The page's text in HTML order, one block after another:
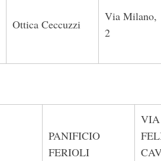
Ottica Ceccuzzi
Via Milano,
2
PANIFICIO
FERIOLI
VIA